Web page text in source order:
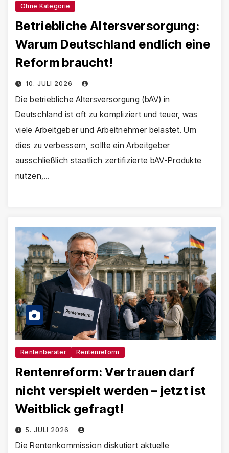
Ohne Kategorie
Betriebliche Altersversorgung:
Warum Deutschland endlich eine
Reform braucht!
10. JULI 2026
Die betriebliche Altersversorgung (bAV) in
Deutschland ist oft zu kompliziert und teuer, was
viele Arbeitgeber und Arbeitnehmer belastet. Um
dies zu verbessern, sollte ein Arbeitgeber
ausschließlich staatlich zertifizierte bAV-Produkte
nutzen,…
Rentenberater Rentenreform
Rentenreform: Vertrauen darf
nicht verspielt werden – jetzt ist
Weitblick gefragt!
5. JULI 2026
Die Rentenkommission diskutiert aktuelle